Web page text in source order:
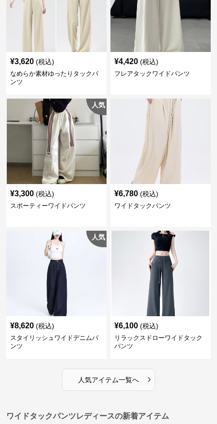
¥3,620 (税込)
なめらか素材ゆったりタックパ
ンツ
¥4,420 (税込)
フレアタックワイドパンツ
人気
¥3,300 (税込)
スポーティーワイドパンツ
¥6,780 (税込)
ワイドタックパンツ
人気
¥8,620 (税込)
スタイリッシュワイドデニムパ
ンツ
¥6,100 (税込)
リラックスドローワイドタック
パンツ
人気アイテム一覧へ ›
ワイドタックパンツレディースの新着アイテム